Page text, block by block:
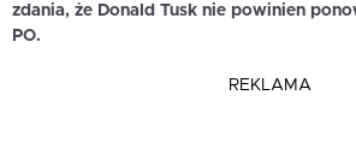
zdania, że Donald Tusk nie powinien
PO.
REKLAMA